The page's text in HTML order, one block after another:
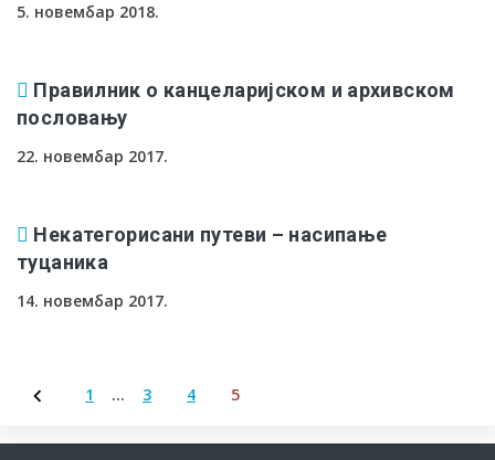
5. новембар 2018.
Правилник о канцеларијском и архивском
пословању
22. новембар 2017.
Некатегорисани путеви – насипање
туцаника
14. новембар 2017.
Пагинација
1 … 3 4 5